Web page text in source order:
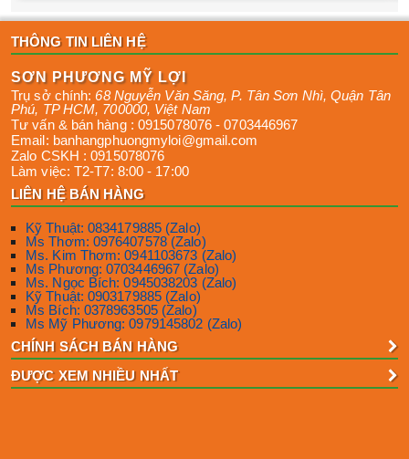
THÔNG TIN LIÊN HỆ
SƠN PHƯƠNG MỸ LỢI
Trụ sở chính:68 Nguyễn Văn Săng, P. Tân Sơn Nhì,Quận Tân
Phú, TP HCM, 700000, Việt Nam
Tư vấn & bán hàng : 0915078076 -0703446967
Email: banhangphuongmyloi@gmail.com
Zalo CSKH :0915078076
Làm việc: T2-T7: 8:00 - 17:00
LIÊN HỆ BÁN HÀNG
Kỹ Thuật: 0834179885 (Zalo)
Ms Thơm: 0976407578 (Zalo)
Ms. Kim Thơm: 0941103673 (Zalo)
Ms Phương: 0703446967 (Zalo)
Ms. Ngọc Bích: 0945038203 (Zalo)
Kỹ Thuật: 0903179885 (Zalo)
Ms Bích: 0378963505 (Zalo)
Ms Mỹ Phương: 0979145802 (Zalo)
CHÍNH SÁCH BÁN HÀNG
ĐƯỢC XEM NHIỀU NHẤT